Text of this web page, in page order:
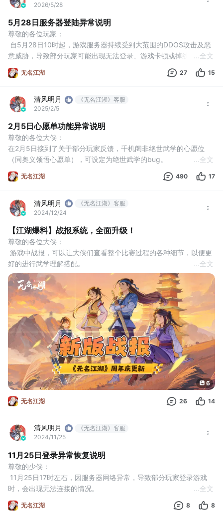
2026/5/28
5月28日服务器登陆异常说明
尊敬的各位玩家：
意威胁，导致部分玩家可能出现无法登录、游戏卡顿或掉线等异常
情况。
目前，我们的技术人员正在全力进行紧急优化和问题修复，力争尽
在此期间，如果您遇到无法登录游戏的情况，建议您：
1：稍等几分钟，等待本地网络缓存刷新后再次尝试登录；
2：尝试切换手机飞行模式（开启后再关闭），重新连接网络；
3
全文
无名江湖 27 15
清风明月
《无名江湖》客服
2025/2/5
2月5日心愿单功能异常说明
尊敬的各位大侠：
在2月5日接到了关于部分玩家反馈，千机阁非绝世武学的心愿位
（同奥义领悟心愿单），可设定为绝世武学的bug。
我们在获得反馈后，立即展开了修复和处理，目前此问题还在处理
进行中。
目前此问题还在处理中，各位玩家所反馈的所有信息，均已查收。
我们将在本公告陆续同步，最新情况，您可以留意此公告更新信息
说明。
目前情况如下：
1：此bug是由于2025年1月27日春节活动更新之
全文
无名江湖 490 17
清风明月
《无名江湖》客服
2024/12/24
【江湖爆料】战报系统，全面升级！
尊敬的各位大侠：
好的进行武学理解搭配。
针对战报系统的“可读性”和“易用性”，我们将在12月25日周年庆版
本更新中，对战报系统进行如下优化：
1、对战斗阶段的模块进行梳理，清晰展示当前模块。
当前查看的阶段/模块信息的标题，会在战报的最上方锁定。方便大
侠们了解当前阅读到的信息，位于战斗的哪一个阶段/模块下。
2、 引入点击可查询的T
全文
6
无名江湖 26 14
清风明月
《无名江湖》客服
2024/11/25
11月25日登录异常恢复说明
尊敬的少侠：
时，会出现无法连接的情况。
该问题已于19时左右恢复正常，我们将继续关注登录情况，确保游
戏正常。
全文
无名江湖 8 8